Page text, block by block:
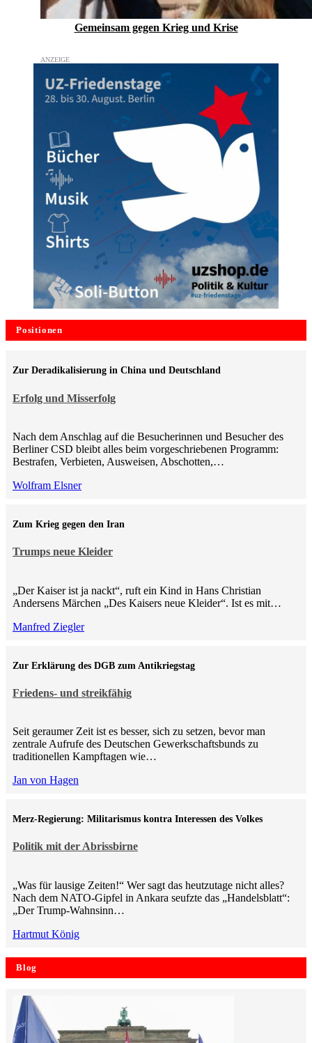
Gemeinsam gegen Krieg und Krise
Positionen
Erfolg und Misserfolg
Zur Deradikalisierung in China und Deutschland
Nach dem Anschlag auf die Besucherinnen und Besucher des
Berliner CSD bleibt alles beim vorgeschriebenen Programm:
Bestrafen, Verbieten, Ausweisen, Abschotten,…
Wolfram Elsner
Trumps neue Kleider
Zum Krieg gegen den Iran
„Der Kaiser ist ja nackt“, ruft ein Kind in Hans Christian
Andersens Märchen „Des Kaisers neue Kleider“. Ist es mit…
Manfred Ziegler
Friedens- und streikfähig
Zur Erklärung des DGB zum Antikriegstag
Seit geraumer Zeit ist es besser, sich zu setzen, bevor man
zentrale Aufrufe des Deutschen Gewerkschaftsbunds zu
traditionellen Kampftagen wie…
Jan von Hagen
Politik mit der Abrissbirne
Merz-Regierung: Militarismus kontra Inte­ressen des Volkes
„Was für lausige Zeiten!“ Wer sagt das heutzutage nicht alles?
Nach dem NATO-Gipfel in Ankara seufzte das „Handelsblatt“:
„Der Trump-Wahnsinn…
Hartmut König
Blog